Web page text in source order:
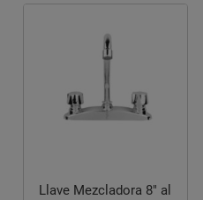
Llave Mezcladora 8" al